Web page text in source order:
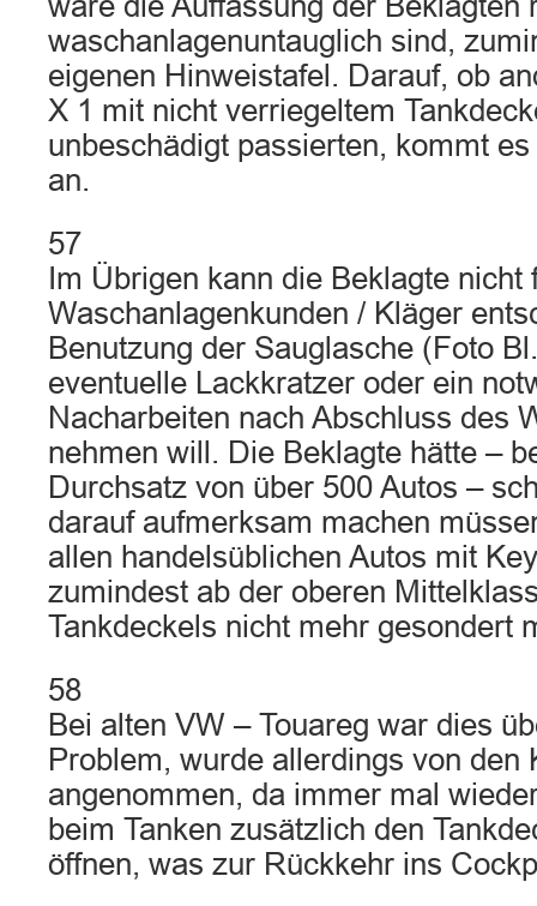
waschanlagenuntauglich sind,
eigenen Hinweistafel. Darauf, ob
X 1 mit nicht verriegeltem
unbeschädigt passierten, kommt
an.
57
Im Übrigen kann die Beklagte nicht
Waschanlagenkunden / Kläger
Benutzung der Sauglasche (Foto
eventuelle Lackkratzer oder ein
Nacharbeiten nach Abschluss des
nehmen will. Die Beklagte hätte –
Durchsatz von über 500 Autos –
darauf aufmerksam machen
allen handelsüblichen Autos mit
zumindest ab der oberen
Tankdeckels nicht mehr gesondert
58
Bei alten VW – Touareg war dies
Problem, wurde allerdings von den
angenommen, da immer mal
beim Tanken zusätzlich den
öffnen, was zur Rückkehr ins